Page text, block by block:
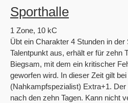
Sporthalle
1 Zone, 10 kC
Übt ein Charakter 4 Stunden in der
Talentpunkt aus, erhält er für zehn
Biegsam, mit dem ein kritischer
geworfen wird. In dieser Zeit gilt
(Nahkampfspezialist) Extra+1.
nach den zehn Tagen. Kann nicht